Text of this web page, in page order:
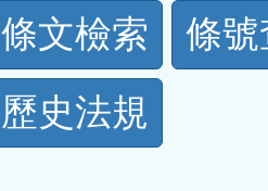
條文檢索
條
歷史法規